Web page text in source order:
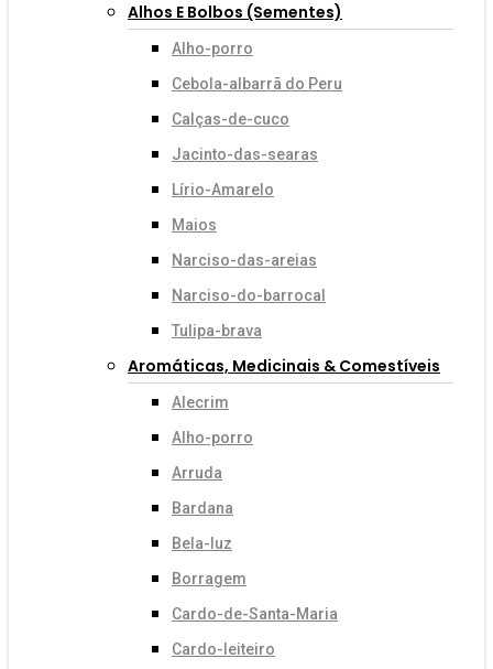
Alhos E Bolbos (sementes)
Alho-porro
Cebola-albarrã do Peru
Calças-de-cuco
Jacinto-das-searas
Lírio-Amarelo
Maios
Narciso-das-areias
Narciso-do-barrocal
Tulipa-brava
Aromáticas, Medicinais & Comestíveis
Alecrim
Alho-porro
Arruda
Bardana
Bela-luz
Borragem
Cardo-de-Santa-Maria
Cardo-leiteiro